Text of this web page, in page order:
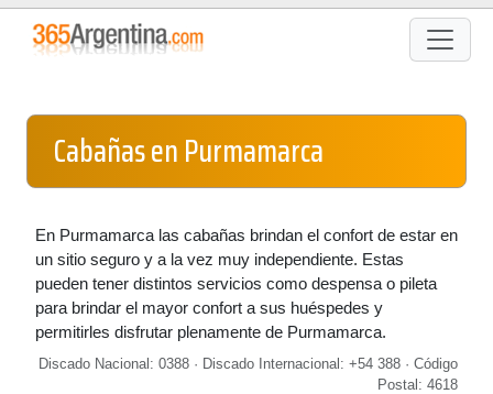
Cabañas en Purmamarca
En Purmamarca las cabañas brindan el confort de estar en
un sitio seguro y a la vez muy independiente. Estas
pueden tener distintos servicios como despensa o pileta
para brindar el mayor confort a sus huéspedes y
permitirles disfrutar plenamente de Purmamarca.
Discado Nacional: 0388 · Discado Internacional: +54 388 · Código
Postal: 4618